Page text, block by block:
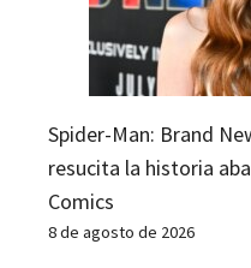
Spider-Man: Brand
resucita la historia
Comics
8 de agosto de 2026